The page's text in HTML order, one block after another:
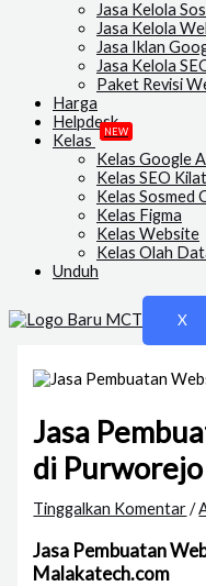
Jasa Kelola
Jasa Kelola
Jasa Iklan
Jasa Kelola
Paket Revisi
Harga
Helpdesk
Kelas
NEW
Kelas Google
Kelas SEO Kilat
Kelas Sosmed
Kelas Figma
Kelas Website
Kelas Olah
Unduh
X
Jasa
di Purworejo
Tinggalkan Komentar /
Jasa Pembuatan
Malakatech.com